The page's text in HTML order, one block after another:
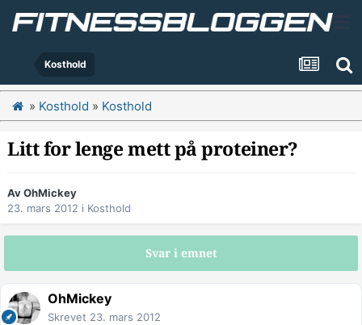
Kosthold
» Kosthold » Kosthold
Litt for lenge mett på proteiner?
AvOhMickey
23. mars 2012 i Kosthold
Svar i emnet
OhMickey
Skrevet 23. mars 2012